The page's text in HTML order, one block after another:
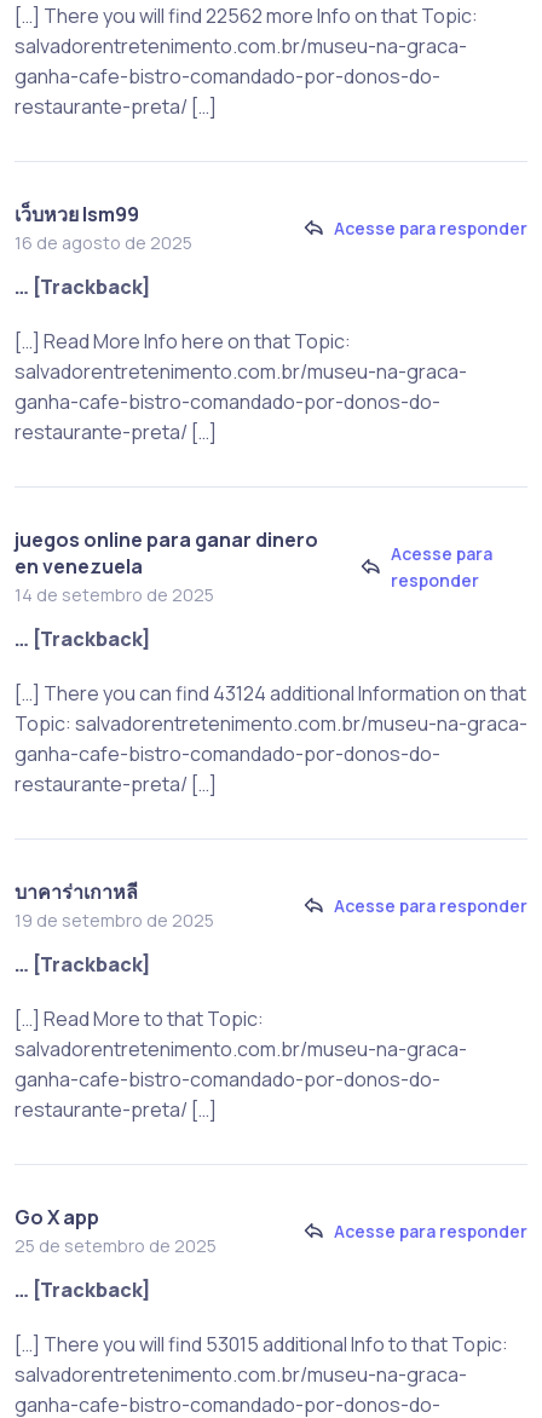
[…] There you will find 22562 more Info on that Topic:
salvadorentretenimento.com.br/museu-na-graca-
ganha-cafe-bistro-comandado-por-donos-do-
restaurante-preta/ […]
เว็บหวย lsm99
16 de agosto de 2025
Acesse para responder
… [Trackback]
[…] Read More Info here on that Topic:
salvadorentretenimento.com.br/museu-na-graca-
ganha-cafe-bistro-comandado-por-donos-do-
restaurante-preta/ […]
juegos online para ganar dinero
en venezuela
14 de setembro de 2025
Acesse para
responder
… [Trackback]
[…] There you can find 43124 additional Information on that
Topic: salvadorentretenimento.com.br/museu-na-graca-
ganha-cafe-bistro-comandado-por-donos-do-
restaurante-preta/ […]
บาคาร่าเกาหลี
19 de setembro de 2025
Acesse para responder
… [Trackback]
[…] Read More to that Topic:
salvadorentretenimento.com.br/museu-na-graca-
ganha-cafe-bistro-comandado-por-donos-do-
restaurante-preta/ […]
Go X app
25 de setembro de 2025
Acesse para responder
… [Trackback]
[…] There you will find 53015 additional Info to that Topic:
salvadorentretenimento.com.br/museu-na-graca-
ganha-cafe-bistro-comandado-por-donos-do-